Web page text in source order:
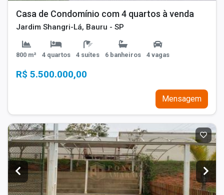
Casa de Condomínio com 4 quartos à venda
Jardim Shangri-Lá, Bauru - SP
800 m² 4 quartos 4 suítes 6 banheiros 4 vagas
R$ 5.500.000,00
Mensagem